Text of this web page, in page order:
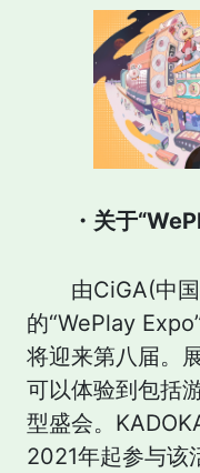
・关于
由CiGA(中
的“WePlay
将迎来第八届。
可以体验到包括
型盛会。
2021年起参与该